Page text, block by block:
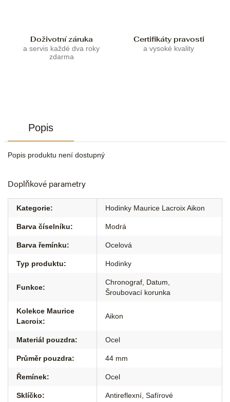
Doživotní záruka
a servis každé dva roky
zdarma
Certifikáty pravosti
a vysoké kvality
Popis
Popis produktu není dostupný
Doplňkové parametry
Kategorie: Hodinky Maurice Lacroix Aikon
Barva číselníku: Modrá
Barva řemínku: Ocelová
Typ produktu: Hodinky
Funkce:
Chronograf Datum
Šroubovací korunka
Kolekce Maurice
Lacroix:
Aikon
Materiál pouzdra: Ocel
Průměr pouzdra: 44 mm
Řemínek: Ocel
Sklíčko: Antireflexní Safírové